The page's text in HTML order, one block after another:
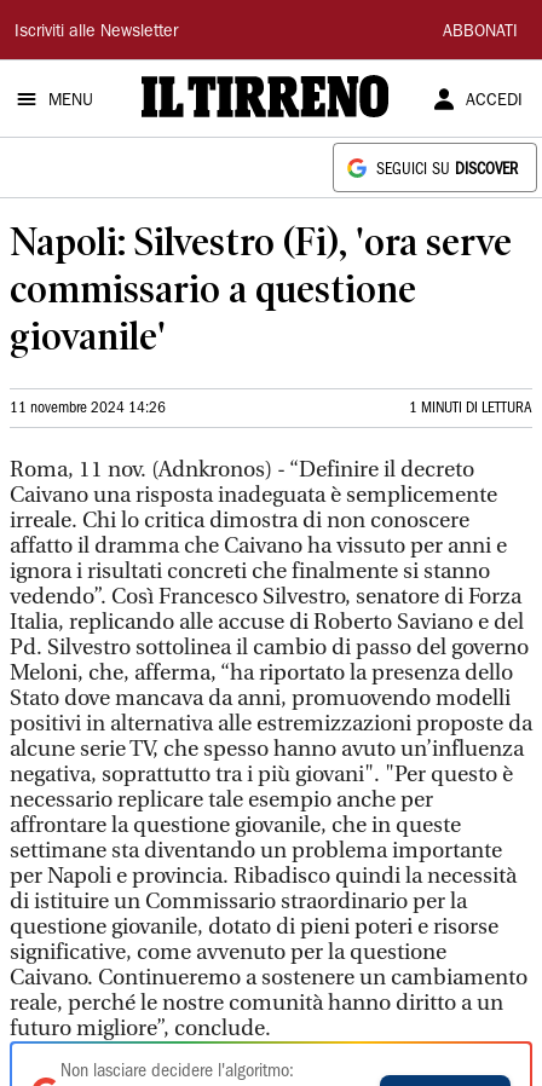
Il
Tirreno
Iscriviti alle Newsletter ABBONATI
MENU ACCEDI
SEGUICI SU DISCOVER
Napoli: Silvestro (Fi), 'ora serve
commissario a questione
giovanile'
11 novembre 2024 14:26 1 MINUTI DI LETTURA
Roma, 11 nov. (Adnkronos) - “Definire il decreto
Caivano una risposta inadeguata è semplicemente
irreale. Chi lo critica dimostra di non conoscere
affatto il dramma che Caivano ha vissuto per anni e
ignora i risultati concreti che finalmente si stanno
vedendo”. Così Francesco Silvestro, senatore di Forza
Italia, replicando alle accuse di Roberto Saviano e del
Pd. Silvestro sottolinea il cambio di passo del governo
Meloni, che, afferma, “ha riportato la presenza dello
Stato dove mancava da anni, promuovendo modelli
positivi in alternativa alle estremizzazioni proposte da
alcune serie TV, che spesso hanno avuto un’influenza
negativa, soprattutto tra i più giovani". "Per questo è
necessario replicare tale esempio anche per
affrontare la questione giovanile, che in queste
settimane sta diventando un problema importante
per Napoli e provincia. Ribadisco quindi la necessità
di istituire un Commissario straordinario per la
questione giovanile, dotato di pieni poteri e risorse
significative, come avvenuto per la questione
Caivano. Continueremo a sostenere un cambiamento
reale, perché le nostre comunità hanno diritto a un
futuro migliore”, conclude.
Non lasciare decidere l'algoritmo: